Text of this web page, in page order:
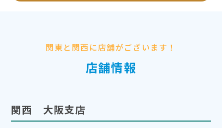
関東と関西に店舗がございます！
店舗情報
関西 大阪支店